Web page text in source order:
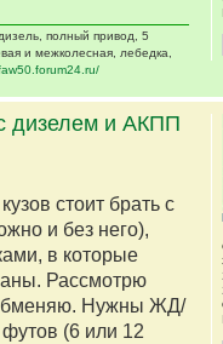
полный привод, 5
и межколесная, лебедка,
дизелем и АКПП
стоит брать с
и без него),
в которые
Рассмотрю
Нужны ЖД/
(6 или 12